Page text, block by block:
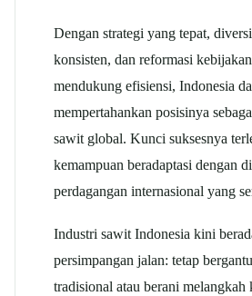
Dengan strategi yang tepat,
konsisten, dan reformasi
mendukung efisiensi, Indonesia
mempertahankan posisinya
sawit global. Kunci suksesnya
kemampuan beradaptasi dengan
perdagangan internasional yang
Industri sawit Indonesia kini
persimpangan jalan: tetap
tradisional atau berani melangkah